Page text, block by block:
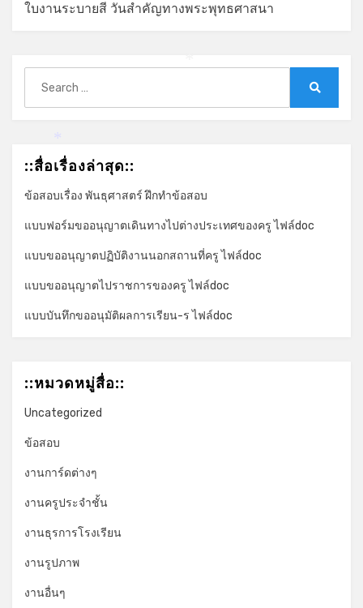
ใบงานระบายสี วันสำคัญทางพระพุทธศาสนา
for:
::สื่อเรื่องล่าสุด::
ข้อสอบเรื่อง พันธุศาสตร์ ฝึกทำข้อสอบ
แบบฟอร์มขออนุญาตเดินทางไปต่างประเทศของครู ไฟล์doc
แบบขออนุญาตปฏิบัติงานนอกสถานที่ครู ไฟล์doc
แบบขออนุญาตไปราชการของครู ไฟล์doc
แบบบันทึกขออนุมัติผลการเรียน-ร ไฟล์doc
::หมวดหมู่สื่อ::
Uncategorized
ข้อสอบ
งานการ์ดต่างๆ
งานครูประจำชั้น
งานธุรการโรงเรียน
งานรูปภาพ
งานอื่นๆ
*